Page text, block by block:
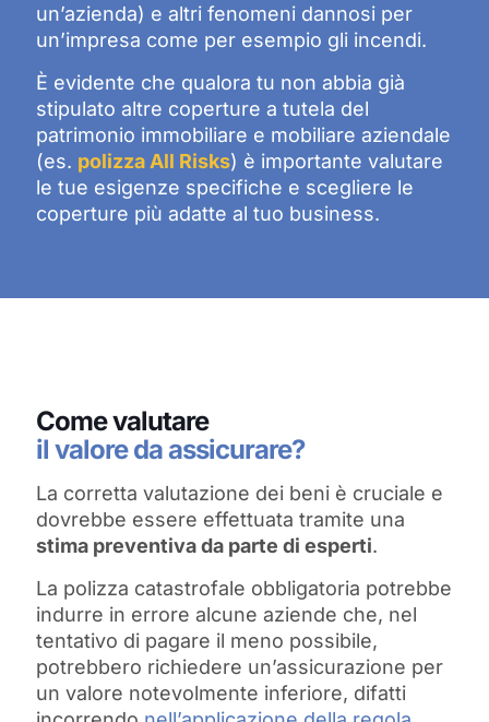
un’azienda) e altri fenomeni dannosi per
un’impresa come per esempio gli incendi.
È evidente che qualora tu non abbia già
stipulato altre coperture a tutela del
patrimonio immobiliare e mobiliare aziendale
(es. polizza All Risks) è importante valutare
le tue esigenze specifiche e scegliere le
coperture più adatte al tuo business.
Come valutare
il valore da assicurare?
La corretta valutazione dei beni è cruciale e
dovrebbe essere effettuata tramite una
stima preventiva da parte di esperti.
La polizza catastrofale obbligatoria potrebbe
indurre in errore alcune aziende che, nel
tentativo di pagare il meno possibile,
potrebbero richiedere un’assicurazione per
un valore notevolmente inferiore, difatti